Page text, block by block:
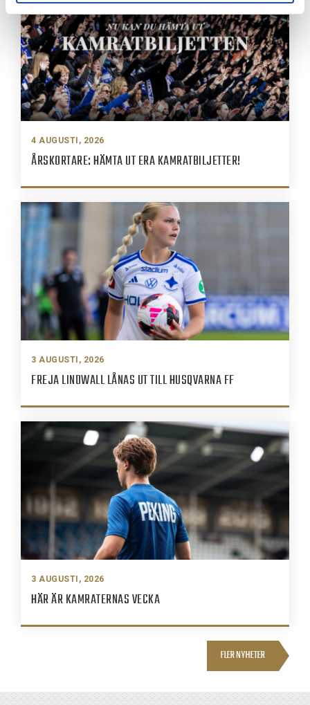
4 AUGUSTI, 2026
ÅRSKORTARE: HÄMTA UT ERA KAMRATBILJETTER!
3 AUGUSTI, 2026
FREJA LINDWALL LÅNAS UT TILL HUSQVARNA FF
3 AUGUSTI, 2026
HÄR ÄR KAMRATERNAS VECKA
FLER NYHETER